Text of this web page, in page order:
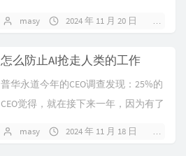
masy 2024 年 11 月 20 日
怎么防止AI抢走人类的工作
普华永道今年的CEO调查发现：25%的
CEO觉得，就在接下来一年，因为有了
masy 2024 年 11 月 18 日